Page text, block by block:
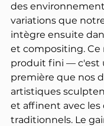
des
variations que
intègre ensuite
et compositing. Ce
produit fini — c'est
première que nos
artistiques
et affinent avec les
traditionnels. Le